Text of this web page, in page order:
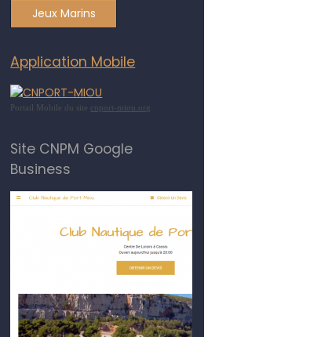
Jeux Marins
Application Mobile
Portail Mobile du site cnport-miou.org
Site CNPM Google
Business